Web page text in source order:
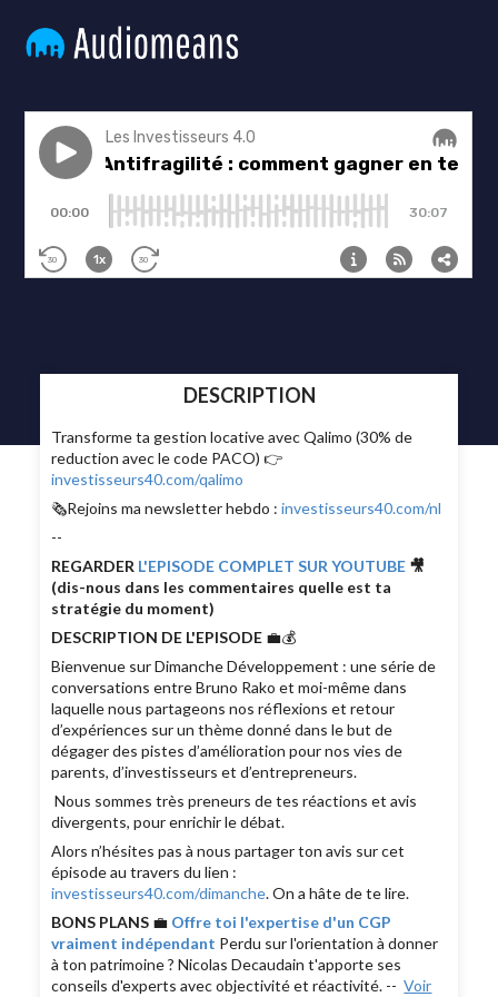
DESCRIPTION
Transforme ta gestion locative avec Qalimo (30% de
reduction avec le code PACO) 👉
investisseurs40.com/qalimo
🗞Rejoins ma newsletter hebdo :investisseurs40.com/nl
--
REGARDER L'EPISODE COMPLET SUR YOUTUBE 🎥
(dis-nous dans les commentaires quelle est ta
stratégie du moment)
DESCRIPTION DE L'EPISODE 💼💰
Bienvenue sur Dimanche Développement : une série de
conversations entre Bruno Rako et moi-même dans
laquelle nous partageons nos réflexions et retour
d’expériences sur un thème donné dans le but de
dégager des pistes d’amélioration pour nos vies de
parents, d’investisseurs et d’entrepreneurs.
Nous sommes très preneurs de tes réactions et avis
divergents, pour enrichir le débat.
Alors n’hésites pas à nous partager ton avis sur cet
épisode au travers du lien :
investisseurs40.com/dimanche. On a hâte de te lire.
BONS PLANS 💼 Offre toi l'expertise d'un CGP
vraiment indépendant Perdu sur l'orientation à donner
à ton patrimoine ? Nicolas Decaudain t'apporte ses
conseils d'experts avec objectivité et réactivité. --Voir